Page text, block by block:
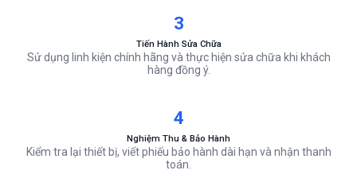
3
Tiến Hành Sửa Chữa
Sử dụng linh kiện chính hãng và thực hiện sửa chữa khi khách
hàng đồng ý.
4
Nghiệm Thu & Bảo Hành
Kiểm tra lại thiết bị, viết phiếu bảo hành dài hạn và nhận thanh
toán.